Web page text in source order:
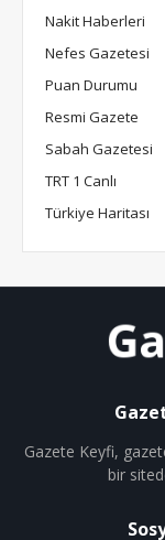
Nakit Haberleri
Nefes Gazetesi
Puan Durumu
Resmi Gazete
Sabah Gazetesi
TRT 1 Canlı
Türkiye Haritası
Gazete Keyfi,
bir